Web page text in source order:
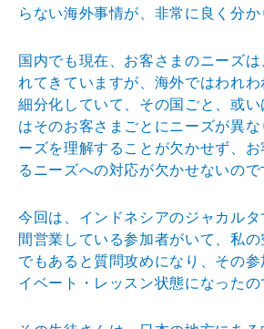
らない海外事情が、非常に良く分か
国内でも現在、お客さまのニーズ
れてきていますが、海外ではわれ
細分化していて、その国ごと、或
はそのお客さまごとにニーズが異
ーズを理解することが欠かせず、
るニーズへの対応が欠かせないので
今回は、インドネシアのジャカル
間営業している参加者がいて、私
でもあると質問攻めになり、その
イベート・レッスン状態になったの